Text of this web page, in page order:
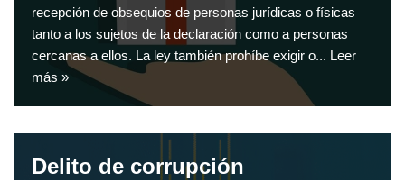
recepción de obsequios de personas jurídicas o físicas
tanto a los sujetos de la declaración como a personas
cercanas a ellos. La ley también prohíbe exigir o... Leer
más »
Delito de corrupción